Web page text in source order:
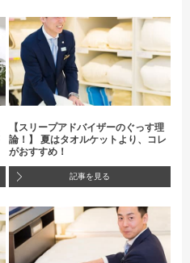
【スリープアドバイザーのぐっす理
論！】 夏はタオルケットより、コレ
がおすすめ！
記事を見る